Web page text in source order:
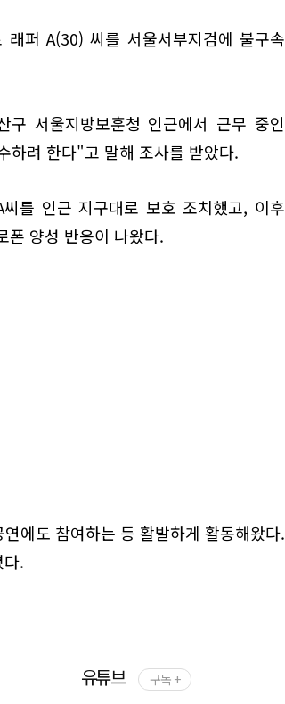
퍼 A(30) 씨를 서울서부지검에 불구속
서울지방보훈청 인근에서 근무 중인
하려 한다"고 말해 조사를 받았다.
를 인근 지구대로 보호 조치했고, 이후
폰 양성 반응이 나왔다.
에도 참여하는 등 활발하게 활동해왔다.
.
유튜브 구독 +